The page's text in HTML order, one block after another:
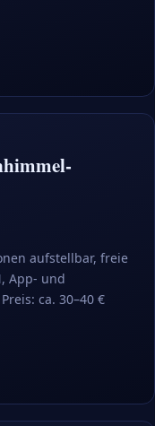
aufstellbar, freie
App- und
ca. 30–40 €